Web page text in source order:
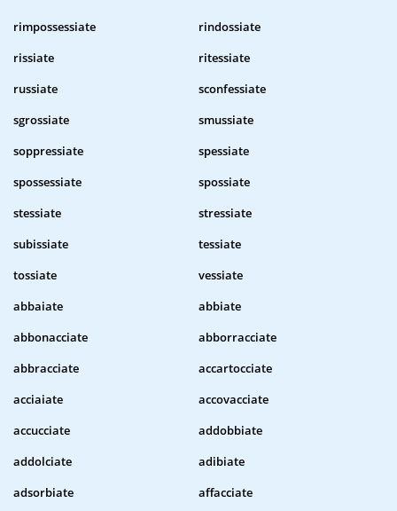
rimpossessiate
rindossiate
rissiate
ritessiate
russiate
sconfessiate
sgrossiate
smussiate
soppressiate
spessiate
spossessiate
spossiate
stessiate
stressiate
subissiate
tessiate
tossiate
vessiate
abbaiate
abbiate
abbonacciate
abborracciate
abbracciate
accartocciate
acciaiate
accovacciate
accucciate
addobbiate
addolciate
adibiate
adsorbiate
affacciate